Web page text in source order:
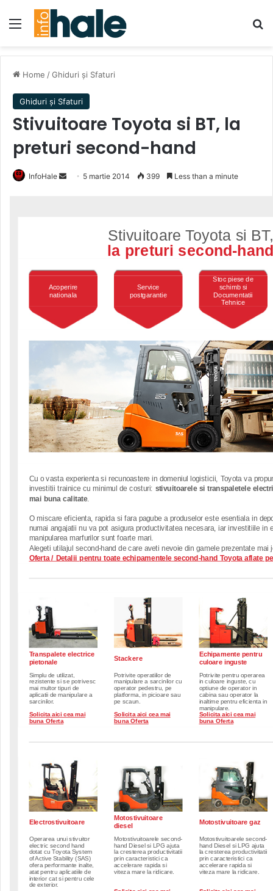
Menu
Home /Ghiduri și Sfaturi
Ghiduri și Sfaturi
Stivuitoare Toyota si BT, la
preturi second-hand
InfoHale
Send 5 martie 2014 399 Less than a minute